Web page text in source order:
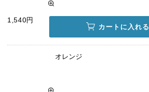
1,540円
カートに入れる
オレンジ